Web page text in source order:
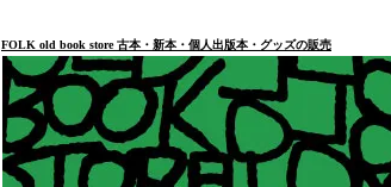
FOLK old book store 古本・新本・個人出版本・グッズの販売